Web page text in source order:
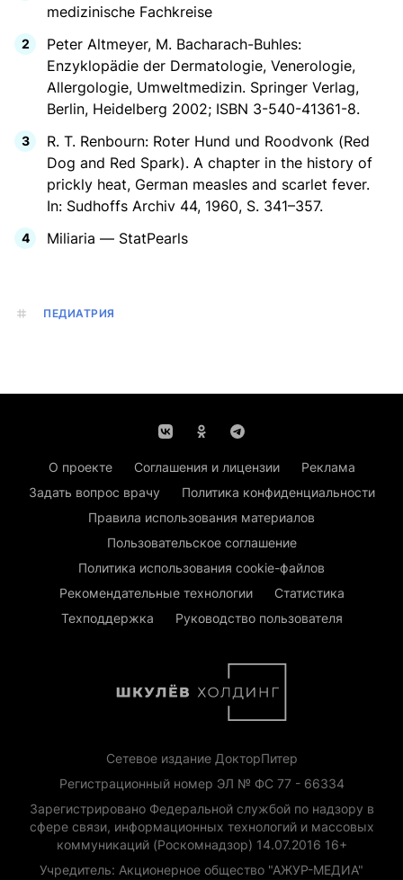
medizinische Fachkreise
Peter Altmeyer, M. Bacharach-Buhles:
Enzyklopädie der Dermatologie, Venerologie,
Allergologie, Umweltmedizin. Springer Verlag,
Berlin, Heidelberg 2002; ISBN 3-540-41361-8.
R. T. Renbourn: Roter Hund und Roodvonk (Red
Dog and Red Spark). A chapter in the history of
prickly heat, German measles and scarlet fever.
In: Sudhoffs Archiv 44, 1960, S. 341–357.
Miliaria — StatPearls
ПЕДИАТРИЯ
О проекте Соглашения и лицензии
Реклама
Задать вопрос врачу
Политика конфиденциальности
Правила использования материалов
Пользовательское соглашение
Политика использования cookie-файлов
Рекомендательные технологии
Статистика
Техподдержка
Руководство пользователя
Сетевое издание ДокторПитер
Регистрационный номер ЭЛ № ФС 77 - 66334
Зарегистрировано Федеральной службой по надзору в
сфере связи, информационных технологий и массовых
коммуникаций (Роскомнадзор) 14.07.2016 16+
Учредитель: Акционерное общество "АЖУР-МЕДИА"